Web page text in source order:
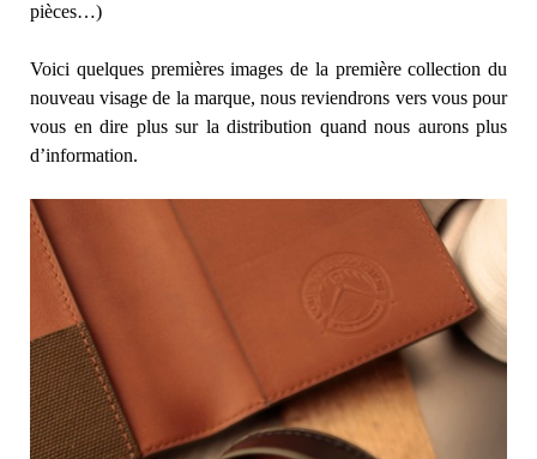
pièces…)
Voici quelques premières images de la première collection du
nouveau visage de la marque, nous reviendrons vers vous pour
vous en dire plus sur la distribution quand nous aurons plus
d’information.